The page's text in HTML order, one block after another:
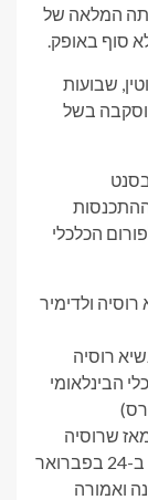
המלאה של
סוף באופק.
שבועות
בשל
ההתכנסות
הכלכלי
רוסיה
הבינלאומי
שרוסיה
השיקה את הפלישה הכוללת שלה לאוקראינה ב-24 בפברואר
ואמורה